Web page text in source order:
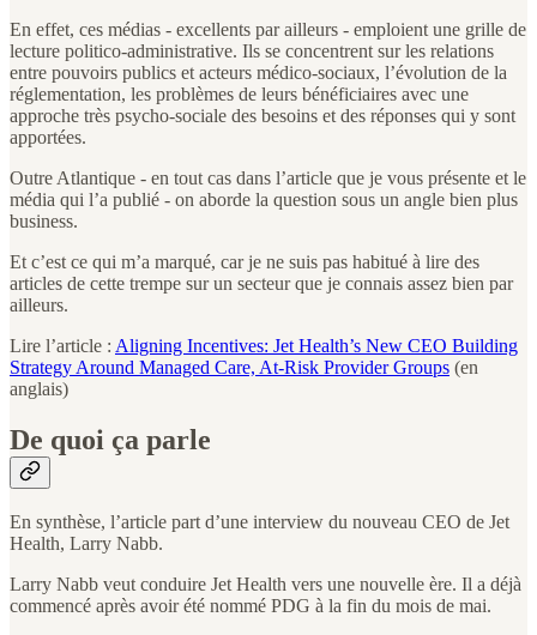
En effet, ces médias - excellents par ailleurs - emploient une grille de
lecture politico-administrative. Ils se concentrent sur les relations
entre pouvoirs publics et acteurs médico-sociaux, l’évolution de la
réglementation, les problèmes de leurs bénéficiaires avec une
approche très psycho-sociale des besoins et des réponses qui y sont
apportées.
Outre Atlantique - en tout cas dans l’article que je vous présente et le
média qui l’a publié - on aborde la question sous un angle bien plus
business.
Et c’est ce qui m’a marqué, car je ne suis pas habitué à lire des
articles de cette trempe sur un secteur que je connais assez bien par
ailleurs.
Lire l’article : Aligning Incentives: Jet Health’s New CEO Building
Strategy Around Managed Care, At-Risk Provider Groups (en
anglais)
De quoi ça parle
En synthèse, l’article part d’une interview du nouveau CEO de Jet
Health, Larry Nabb.
Larry Nabb veut conduire Jet Health vers une nouvelle ère. Il a déjà
commencé après avoir été nommé PDG à la fin du mois de mai.